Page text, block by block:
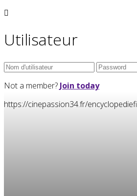
Utilisateur
Not a member? Join today
https://cinepassion34.fr/